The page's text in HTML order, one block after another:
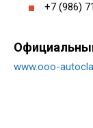
+7 (986)
www.ooo-